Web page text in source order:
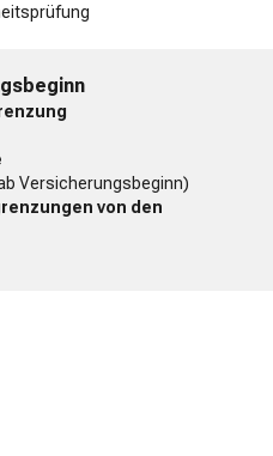
Versicherungsbeginn)
von den